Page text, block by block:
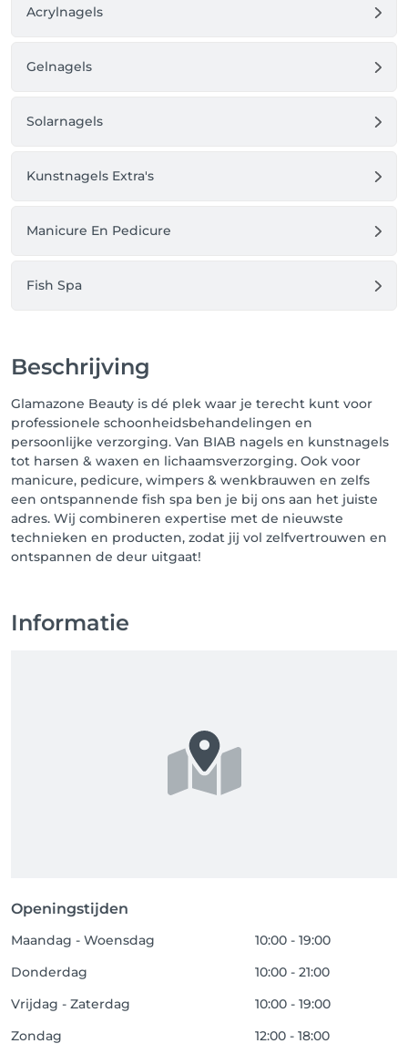
Acrylnagels
Gelnagels
Solarnagels
Kunstnagels Extra's
Manicure En Pedicure
Fish Spa
Beschrijving
Glamazone Beauty is dé plek waar je terecht kunt voor
professionele schoonheidsbehandelingen en
persoonlijke verzorging. Van BIAB nagels en kunstnagels
tot harsen & waxen en lichaamsverzorging. Ook voor
manicure, pedicure, wimpers & wenkbrauwen en zelfs
een ontspannende fish spa ben je bij ons aan het juiste
adres. Wij combineren expertise met de nieuwste
technieken en producten, zodat jij vol zelfvertrouwen en
ontspannen de deur uitgaat!
Informatie
Openingstijden
Maandag - Woensdag
10:00 - 19:00
Donderdag
10:00 - 21:00
Vrijdag - Zaterdag
10:00 - 19:00
Zondag
12:00 - 18:00